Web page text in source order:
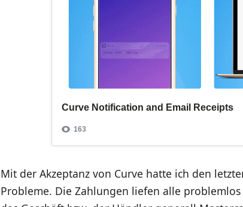
Mit der Akzeptanz von Curve hatte ich den
Probleme. Die Zahlungen liefen alle